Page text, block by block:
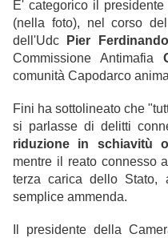
E' categorico il
(nella foto), nel corso
dell'Udc
Pier
Commissione Antimafia
comunità Capodarco
Fini ha sottolineato che
si parlasse di delitti
riduzione in schiavitù
mentre il reato connesso
terza carica dello Stato,
semplice ammenda.
Il presidente della